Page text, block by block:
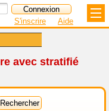
S'inscrire Aide
avec stratifié